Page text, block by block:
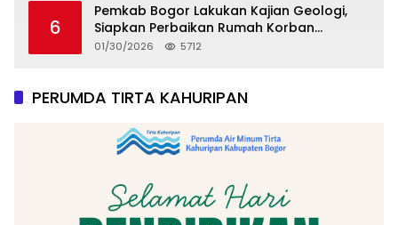
6
Pemkab Bogor Lakukan Kajian Geologi,
Siapkan Perbaikan Rumah Korban
Pergeseran Tanah
01/30/2026 5712
PERUMDA TIRTA KAHURIPAN